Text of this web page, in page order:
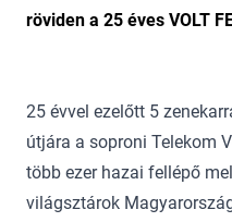
röviden a 25 éves VOLT
25 évvel ezelőtt 5
útjára a soproni Telekom
több ezer hazai fellépő
világsztárok